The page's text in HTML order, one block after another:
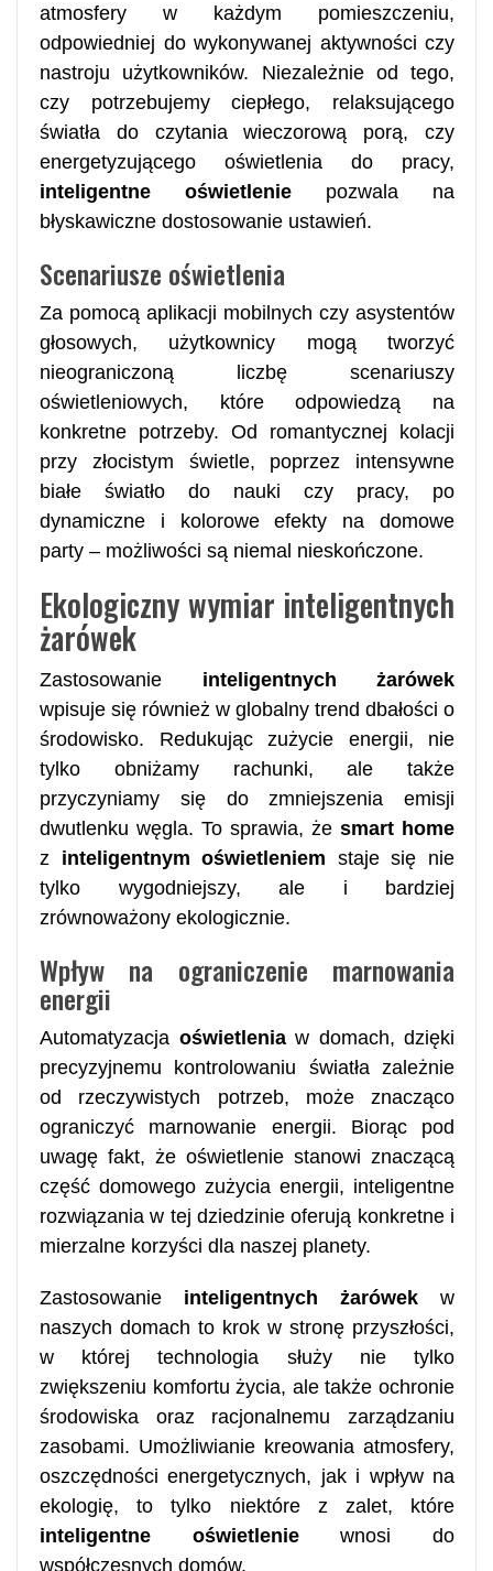
atmosfery w każdym pomieszczeniu,
odpowiedniej do wykonywanej aktywności czy
nastroju użytkowników. Niezależnie od tego,
czy potrzebujemy ciepłego, relaksującego
światła do czytania wieczorową porą, czy
energetyzującego oświetlenia do pracy,
inteligentne oświetlenie pozwala na
błyskawiczne dostosowanie ustawień.
Scenariusze oświetlenia
Za pomocą aplikacji mobilnych czy asystentów
głosowych, użytkownicy mogą tworzyć
nieograniczoną liczbę scenariuszy
oświetleniowych, które odpowiedzą na
konkretne potrzeby. Od romantycznej kolacji
przy złocistym świetle, poprzez intensywne
białe światło do nauki czy pracy, po
dynamiczne i kolorowe efekty na domowe
party – możliwości są niemal nieskończone.
Ekologiczny wymiar inteligentnych
żarówek
Zastosowanie inteligentnych żarówek
wpisuje się również w globalny trend dbałości o
środowisko. Redukując zużycie energii, nie
tylko obniżamy rachunki, ale także
przyczyniamy się do zmniejszenia emisji
dwutlenku węgla. To sprawia, że smart home
z inteligentnym oświetleniem staje się nie
tylko wygodniejszy, ale i bardziej
zrównoważony ekologicznie.
Wpływ na ograniczenie marnowania
energii
Automatyzacja oświetleniaw domach, dzięki
precyzyjnemu kontrolowaniu światła zależnie
od rzeczywistych potrzeb, może znacząco
ograniczyć marnowanie energii. Biorąc pod
uwagę fakt, że oświetlenie stanowi znaczącą
część domowego zużycia energii, inteligentne
rozwiązania w tej dziedzinie oferują konkretne i
mierzalne korzyści dla naszej planety.
Zastosowanie inteligentnych żarówek w
naszych domach to krok w stronę przyszłości,
w której technologia służy nie tylko
zwiększeniu komfortu życia, ale także ochronie
środowiska oraz racjonalnemu zarządzaniu
zasobami. Umożliwianie kreowania atmosfery,
oszczędności energetycznych, jak i wpływ na
ekologię, to tylko niektóre z zalet, które
inteligentne oświetleniewnosi do
współczesnych domów.